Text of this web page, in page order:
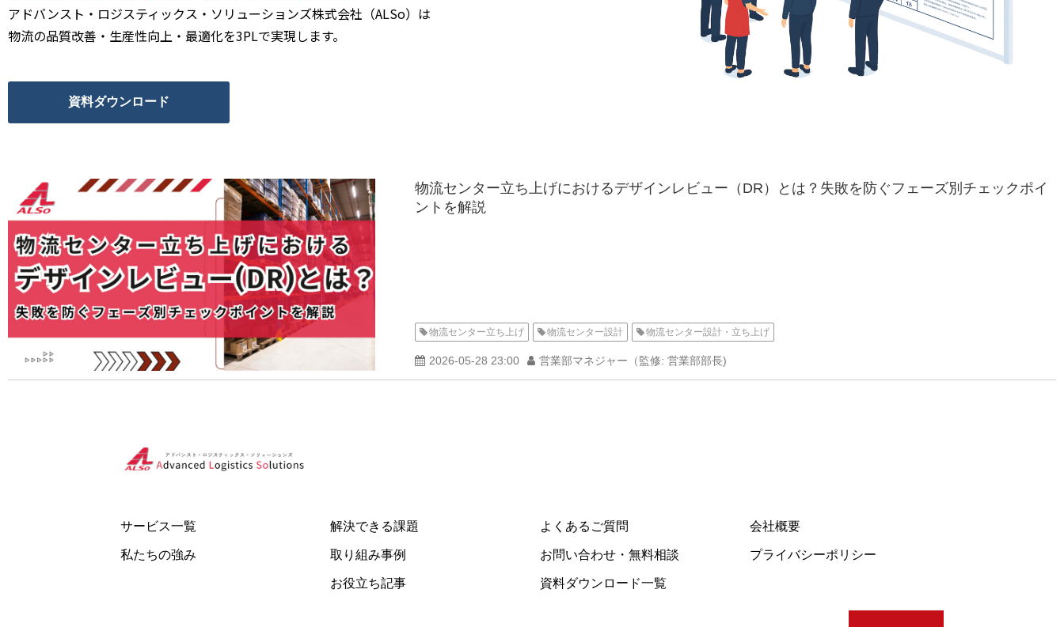
アドバンスト・ロジスティックス・ソリューションズ株式会社（ALSo）は
物流の品質改善・生産性向上・最適化を3PLで実現します。
資料ダウンロード
物流センター立ち上げにおけるデザインレビュー（DR）とは？失敗を防ぐフェーズ別チェックポイ
ントを解説
物流センター立ち上げ 物流センター設計 物流センター設計・立ち上げ
2026-05-28 23:00 営業部マネジャー（監修: 営業部部長)
サービス一覧
私たちの強み
解決できる課題
取り組み事例
お役立ち記事
よくあるご質問
お問い合わせ・無料相談
資料ダウンロード一覧
会社概要
プライバシーポリシー